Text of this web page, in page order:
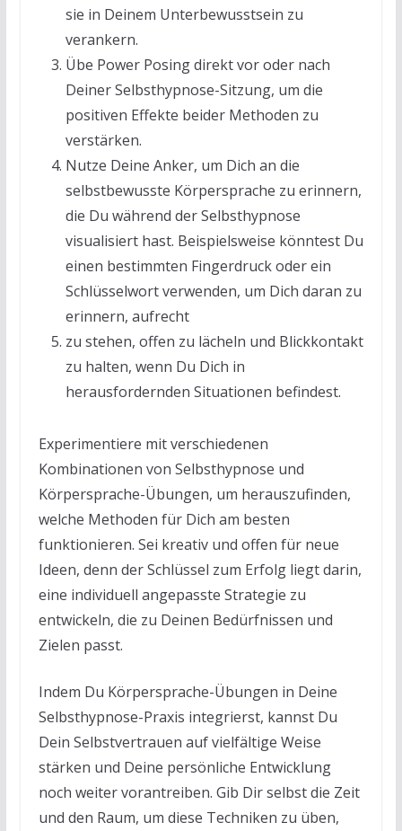
sie in Deinem Unterbewusstsein zu
verankern.
Übe Power Posing direkt vor oder nach
Deiner Selbsthypnose-Sitzung, um die
positiven Effekte beider Methoden zu
verstärken.
Nutze Deine Anker, um Dich an die
selbstbewusste Körpersprache zu erinnern,
die Du während der Selbsthypnose
visualisiert hast. Beispielsweise könntest Du
einen bestimmten Fingerdruck oder ein
Schlüsselwort verwenden, um Dich daran zu
erinnern, aufrecht
zu stehen, offen zu lächeln und Blickkontakt
zu halten, wenn Du Dich in
herausfordernden Situationen befindest.
Experimentiere mit verschiedenen
Kombinationen von Selbsthypnose und
Körpersprache-Übungen, um herauszufinden,
welche Methoden für Dich am besten
funktionieren. Sei kreativ und offen für neue
Ideen, denn der Schlüssel zum Erfolg liegt darin,
eine individuell angepasste Strategie zu
entwickeln, die zu Deinen Bedürfnissen und
Zielen passt.
Indem Du Körpersprache-Übungen in Deine
Selbsthypnose-Praxis integrierst, kannst Du
Dein Selbstvertrauen auf vielfältige Weise
stärken und Deine persönliche Entwicklung
noch weiter vorantreiben. Gib Dir selbst die Zeit
und den Raum, um diese Techniken zu üben,